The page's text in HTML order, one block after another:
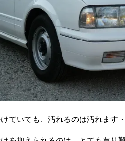
ていても、汚れるのは汚れます・